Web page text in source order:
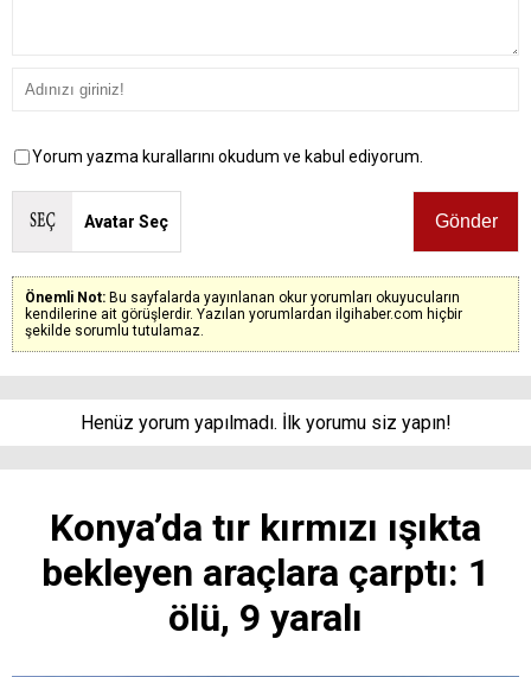
Yorum yazma kurallarını okudum ve kabul ediyorum.
Avatar Seç
Önemli Not: Bu sayfalarda yayınlanan okur yorumları okuyucuların
kendilerine ait görüşlerdir. Yazılan yorumlardan ilgihaber.com hiçbir
şekilde sorumlu tutulamaz.
Henüz yorum yapılmadı. İlk yorumu siz yapın!
Konya’da tır kırmızı ışıkta
bekleyen araçlara çarptı: 1
ölü, 9 yaralı